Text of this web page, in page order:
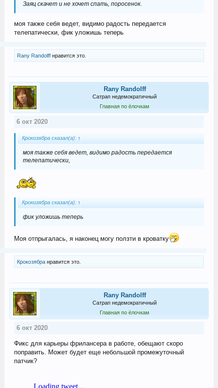
Заяц скачет и не хочет спать, поросенок.
моя также себя ведет, видимо радость передается
телепатически, фик уложишь теперь
Rany Randolffнравится это.
Rany Randolff
Сатрап недемократичный
Главная по ёлочкам
6 окт 2020
Крокозябра сказал(а): ↑
моя также себя ведет, видимо радость передается
телепатически,
Крокозябра сказал(а): ↑
фик уложишь теперь
Моя отпрыгалась, я наконец могу ползти в кроватку
Крокозябранравится это.
Rany Randolff
Сатрап недемократичный
Главная по ёлочкам
6 окт 2020
Фикс для карьеры фрилансера в работе, обещают скоро
поправить. Может будет еще небольшой промежуточный
патчик?